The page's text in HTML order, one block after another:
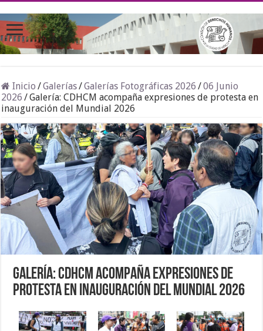
Inicio /Galerías/Galerías Fotográficas 2026 /06 Junio
2026 /Galería: CDHCM acompaña expresiones de protesta en
inauguración del Mundial 2026
Galería: CDHCM acompaña expresiones de
protesta en inauguración del Mundial 2026